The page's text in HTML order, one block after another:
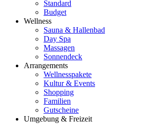
Standard
Budget
Wellness
Sauna & Hallenbad
Day Spa
Massagen
Sonnendeck
Arrangements
Wellnesspakete
Kultur & Events
Shopping
Familien
Gutscheine
Umgebung & Freizeit